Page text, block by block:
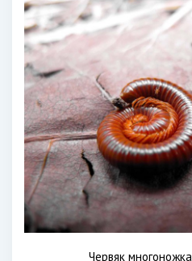
Червяк